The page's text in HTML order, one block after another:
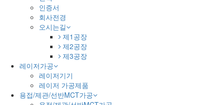
인증서
회사전경
오시는길
제1공장
제2공장
제3공장
레이저가공
레이저기기
레이저 가공제품
용접/제관/선반MCT가공